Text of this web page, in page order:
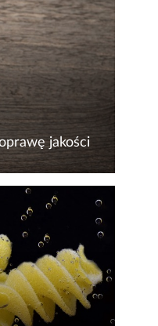
jakości
ilości
w większości
mogą być
i